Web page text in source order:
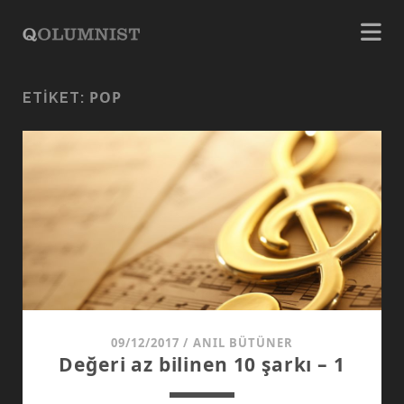
ETIKET: POP
09/12/2017 / ANIL BÜTÜNER
Değeri az bilinen 10 şarkı – 1